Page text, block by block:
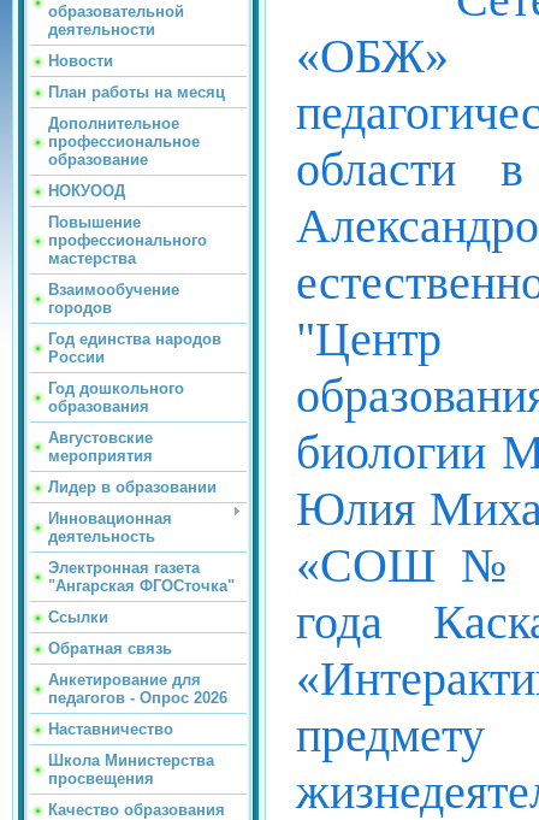
образовательной
деятельности
Новости
План работы на месяц
Дополнительное
профессиональное
образование
НОКУООД
Повышение
профессионального
мастерства
Взаимообучение
городов
Год единства народов
России
Год дошкольного
образования
Августовские
мероприятия
Лидер в образовании
Инновационная
деятельность
Электронная газета
"Ангарская ФГОСточка"
Ссылки
Обратная связь
Анкетирование для
педагогов - Опрос 2026
Наставничество
Школа Министерства
просвещения
Качество образования
«ОБЖ»
области
"Центр
биологии
Юлия
«СОШ №
года